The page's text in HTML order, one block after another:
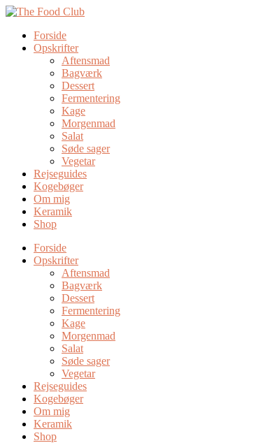
Forside
Opskrifter
Aftensmad
Bagværk
Dessert
Fermentering
Kage
Morgenmad
Salat
Søde sager
Vegetar
Rejseguides
Kogebøger
Om mig
Keramik
Shop
Forside
Opskrifter
Aftensmad
Bagværk
Dessert
Fermentering
Kage
Morgenmad
Salat
Søde sager
Vegetar
Rejseguides
Kogebøger
Om mig
Keramik
Shop